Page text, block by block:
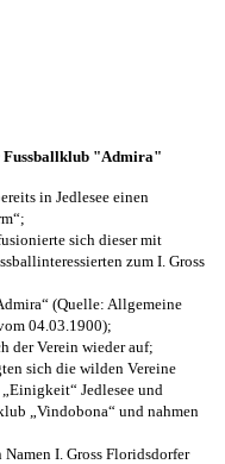
"Admira"
in Jedlesee einen
sich dieser mit
zum I. Gross
(Quelle: Allgemeine
04.03.1900);
der Verein wieder auf;
sich die wilden Vereine
Jedlesee und
„Vindobona“ und nahmen
Namen I. Gross Floridsdorfer